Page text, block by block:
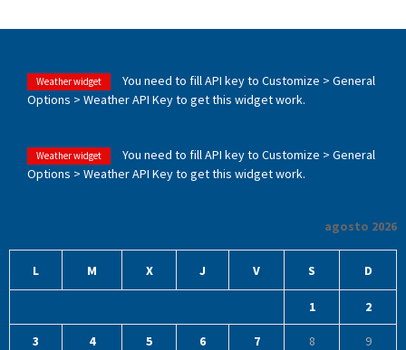
Weather widget
You need to fill API key to Customize > General
Options > Weather API Key to get this widget work.
Weather widget
You need to fill API key to Customize > General
Options > Weather API Key to get this widget work.
agosto 2026
L M X J V S D
1 2
3 4 5 6 7 8 9